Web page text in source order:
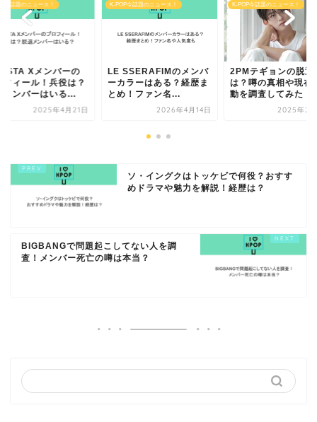
今話題のニュース！
Xメンバーの
フィール！兵役は？
メンバーはいる...
2025年4月21日
K-POP今話題のニュース！
LE SSERAFIMのメンバ
ーカラーはある？経歴ま
とめ！ファン名...
2026年4月14日
K-POP今話題のニュース！
2PMテギョンの脱退
は？噂の真相や現在
動を調査してみた
2025年2
ソ・イングクはトッケビで何役？おすす
めドラマや魅力を解説！経歴は？
BIGBANGで問題起こしてない人を調
査！メンバー死亡の噂は本当？